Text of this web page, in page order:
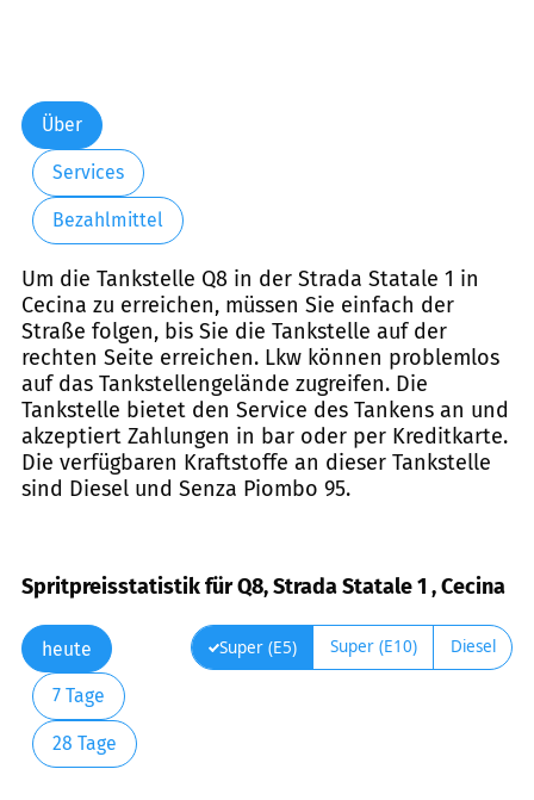
Über
Services
Bezahlmittel
Um die Tankstelle Q8 in der Strada Statale 1 in
Cecina zu erreichen, müssen Sie einfach der
Straße folgen, bis Sie die Tankstelle auf der
rechten Seite erreichen. Lkw können problemlos
auf das Tankstellengelände zugreifen. Die
Tankstelle bietet den Service des Tankens an und
akzeptiert Zahlungen in bar oder per Kreditkarte.
Die verfügbaren Kraftstoffe an dieser Tankstelle
sind Diesel und Senza Piombo 95.
Spritpreisstatistik für Q8, Strada Statale 1 , Cecina
heute
7 Tage
28 Tage
Super (E5) Super (E10) Diesel